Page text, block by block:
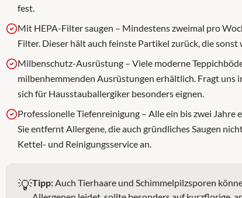
fest.
Mit HEPA-Filter saugen – Mindestens zweimal pro
Filter. Dieser hält auch feinste Partikel zurück, die
Milbenschutz-Ausrüstung – Viele moderne
milbenhemmenden Ausrüstungen erhältlich. Fragt uns
sich für Hausstauballergiker besonders eignen.
Professionelle Tiefenreinigung – Alle ein bis zwei
Sie entfernt Allergene, die auch gründliches Saugen
Kettel- und Reinigungsservice an.
💡Tipp:Auch Tierhaare und Schimmelpilzsporen